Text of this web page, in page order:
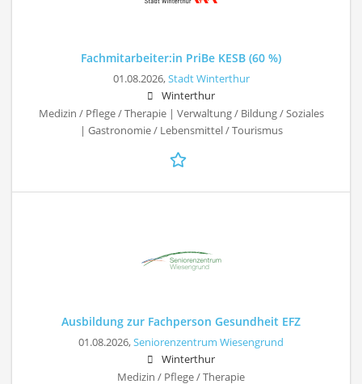
Fachmitarbeiter:in PriBe KESB (60 %)
01.08.2026,Stadt Winterthur
Winterthur
Medizin / Pflege / Therapie | Verwaltung / Bildung / Soziales
| Gastronomie / Lebensmittel / Tourismus
Ausbildung zur Fachperson Gesundheit EFZ
01.08.2026,Seniorenzentrum Wiesengrund
Winterthur
Medizin / Pflege / Therapie